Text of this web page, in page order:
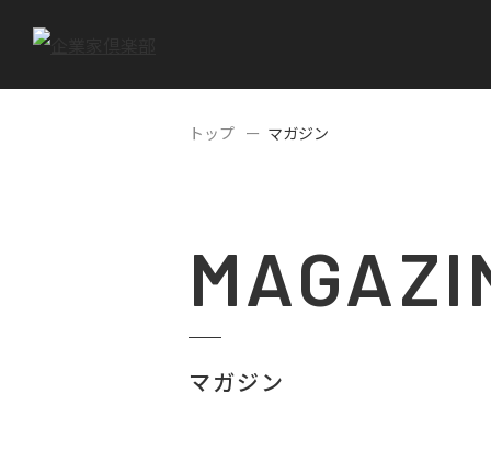
トップ マガジン
マガジン